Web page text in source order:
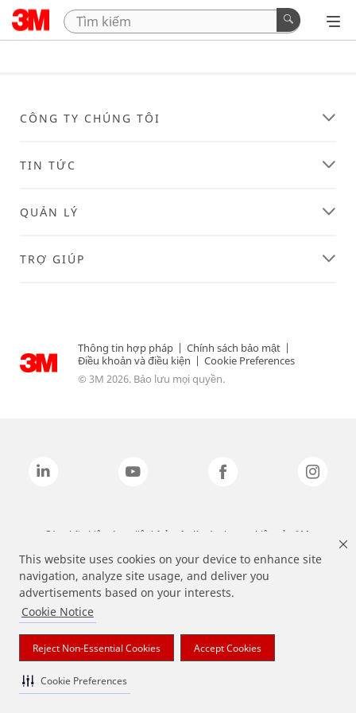
This website uses cookies on your device to enhance site
navigation, analyze site usage, and deliver you
advertisements based on your interests.
Cookie Notice
Reject Non-Essential Cookies Accept Cookies
Cookie Preferences
CÔNG TY CHÚNG TÔI
TIN TỨC
QUẢN LÝ
TRỢ GIÚP
Thông tin hợp pháp | Chính sách bảo mật |
Điều khoản và điều kiện | Cookie Preferences
© 3M 2026. Bảo lưu mọi quyền.
Các nhãn hiệu được liệt kê ở trên là các thương hiệu của 3M.